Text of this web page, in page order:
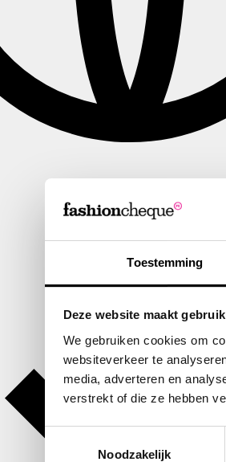
Toestemming
Deze website maakt
We gebruiken cookies om
websiteverkeer te
media, adverteren en
verstrekt of die ze hebben
Toestemmingsselectie
Noodzakelijk